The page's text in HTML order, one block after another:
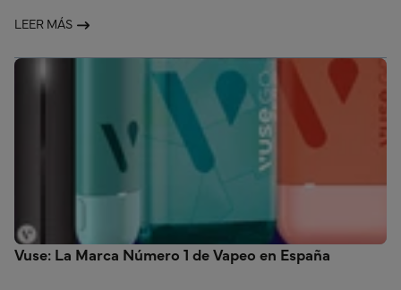
LEER MÁS
Vuse: La Marca Número 1 de Vapeo en España